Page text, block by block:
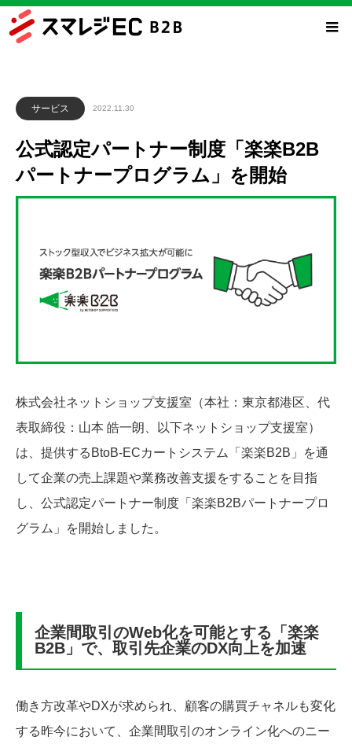
サービス 2022.11.30
公式認定パートナー制度「楽楽B2B
パートナープログラム」を開始
株式会社ネットショップ支援室（本社：東京都港区、代
表取締役：山本 皓一朗、以下ネットショップ支援室）
は、提供するBtoB-ECカートシステム「楽楽B2B」を通
して企業の売上課題や業務改善支援をすることを目指
し、公式認定パートナー制度「楽楽B2Bパートナープロ
グラム」を開始しました。
企業間取引のWeb化を可能とする「楽楽
B2B」で、取引先企業のDX向上を加速
働き方改革やDXが求められ、顧客の購買チャネルも変化
する昨今において、企業間取引のオンライン化へのニー